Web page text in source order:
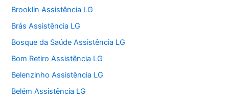
Brooklin Assistência LG
Brás Assistência LG
Bosque da Saúde Assistência LG
Bom Retiro Assistência LG
Belenzinho Assistência LG
Belém Assistência LG